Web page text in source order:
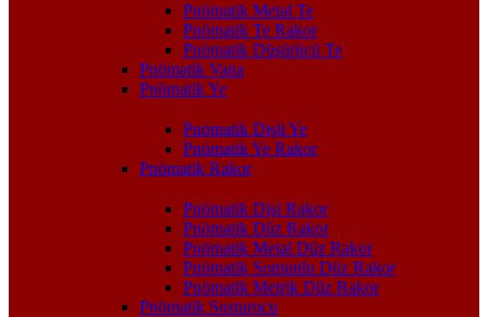
Pnömatik Metal Te
Pnömatik Te Rakor
Pnömatik Düşürücü Te
Pnömatik Vana
Pnömatik Ye
Pnömatik Dişli Ye
Pnömatik Ye Rakor
Pnömatik Rakor
Pnömatik Dişi Rakor
Pnömatik Düz Rakor
Pnömatik Metal Düz Rakor
Pnömatik Somunlu Düz Rakor
Pnömatik Metrik Düz Rakor
Pnömatik Susturucu